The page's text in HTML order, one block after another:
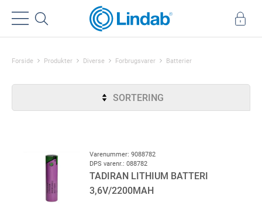
Forside Produkter Diverse Forbrugsvarer Batterier
SORTERING
Varenummer: 9088782
DPS varenr.: 088782
TADIRAN LITHIUM BATTERI
3,6V/2200MAH